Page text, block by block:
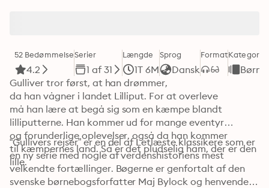
52 Bedømmelse
4.2
Serier
1 af 31
Længde
1T 6M
Sprog
Dansk
FormatKategori
Gulliver tror først, at han drømmer,
da han vågner i landet Lilliput. For at overleve
må han lære at begå sig som en kæmpe blandt
lilliputterne. Han kommer ud for mange eventyr
og forunderlige oplevelser, også da han kommer
til kæmpernes land. Så er det pludselig ham, der er den
lille.
“Gullivers rejser” er en del af Letlæste klassikere som er
en ny serie med nogle af verdenshistoriens mest
velkendte fortællinger. Bøgerne er genfortalt af den
svenske børnebogsforfatter Maj Bylock og henvender